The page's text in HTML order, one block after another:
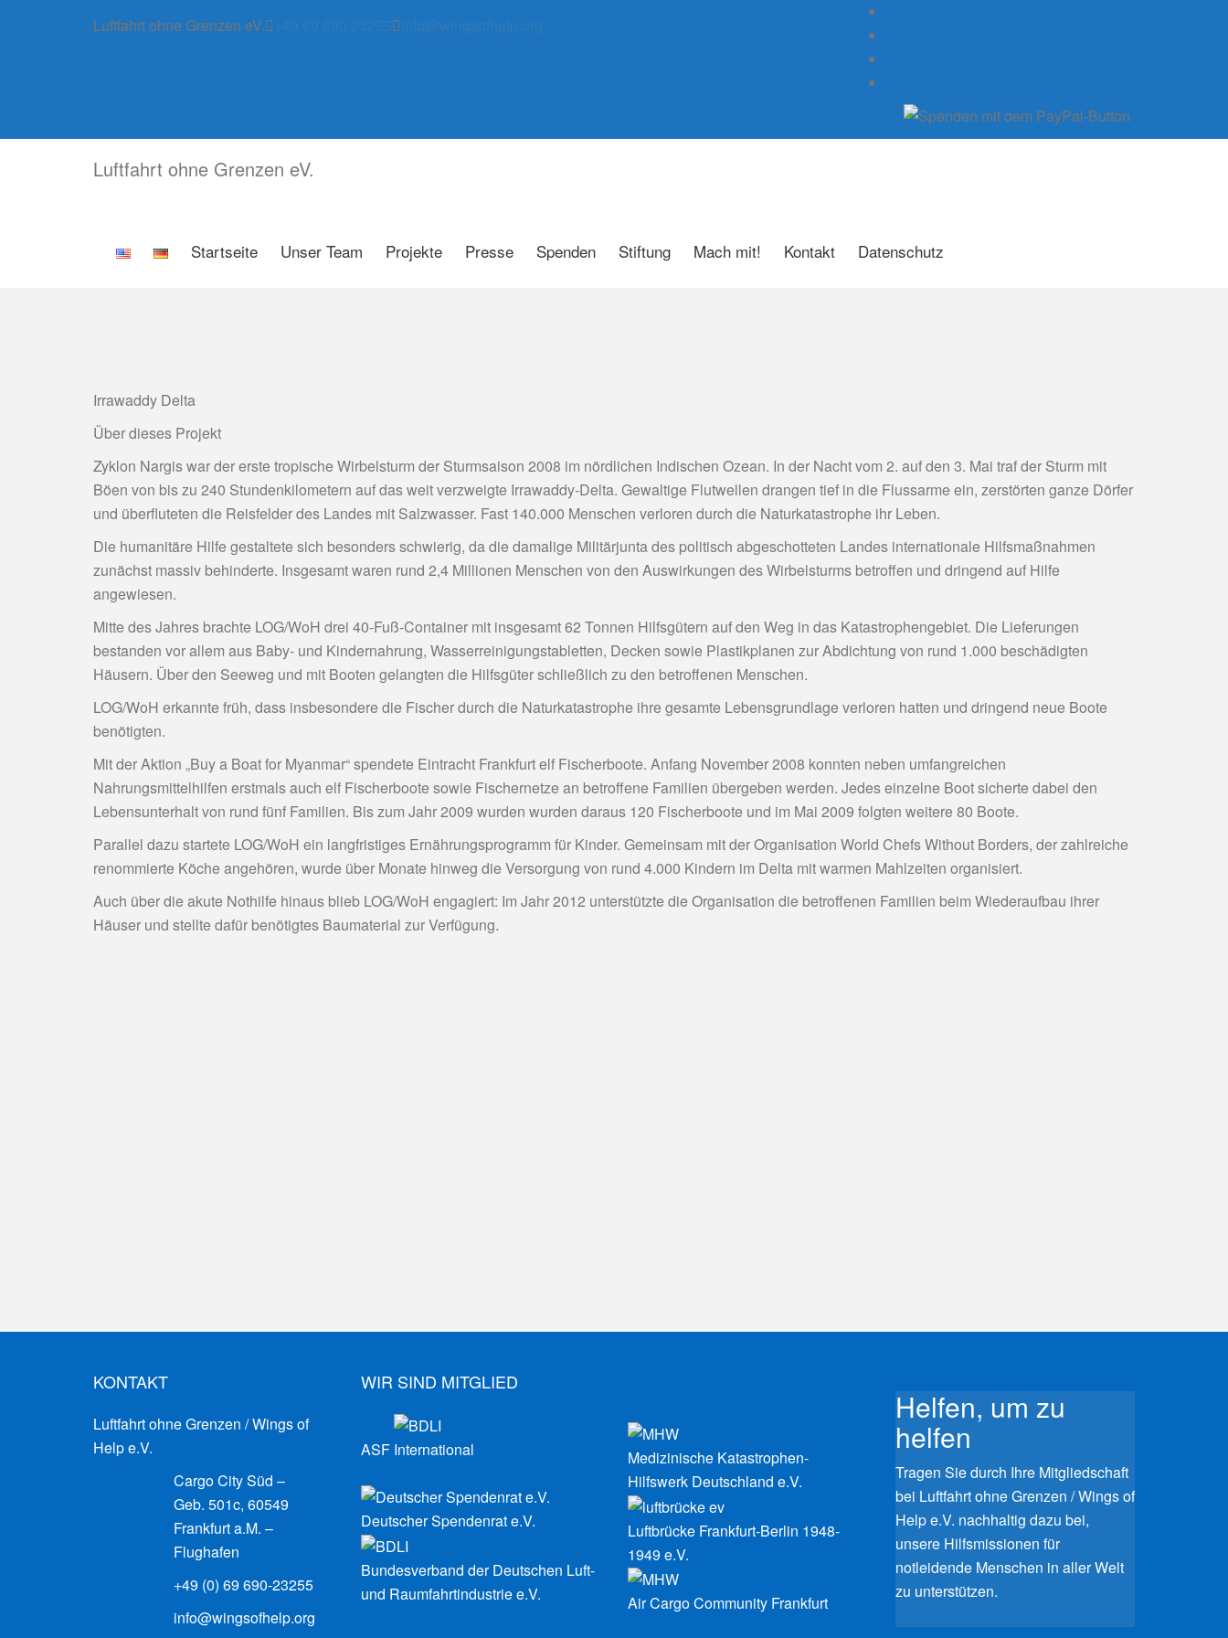
Luftfahrt ohne Grenzen eV.
Luftfahrt ohne Grenzen eV.
Startseite Unser Team Projekte Presse Spenden Stiftung Mach mit! Kontakt Datenschutz
Irrawaddy Delta
Über dieses Projekt
Zyklon Nargis war der erste tropische Wirbelsturm der Sturmsaison 2008 im nördlichen Indischen Ozean. In der Nacht vom 2. auf den 3. Mai traf der Sturm mit
Böen von bis zu 240 Stundenkilometern auf das weit verzweigte Irrawaddy-Delta. Gewaltige Flutwellen drangen tief in die Flussarme ein, zerstörten ganze Dörfer
und überfluteten die Reisfelder des Landes mit Salzwasser. Fast 140.000 Menschen verloren durch die Naturkatastrophe ihr Leben.
Die humanitäre Hilfe gestaltete sich besonders schwierig, da die damalige Militärjunta des politisch abgeschotteten Landes internationale Hilfsmaßnahmen
zunächst massiv behinderte. Insgesamt waren rund 2,4 Millionen Menschen von den Auswirkungen des Wirbelsturms betroffen und dringend auf Hilfe
angewiesen.
Mitte des Jahres brachte LOG/WoH drei 40-Fuß-Container mit insgesamt 62 Tonnen Hilfsgütern auf den Weg in das Katastrophengebiet. Die Lieferungen
bestanden vor allem aus Baby- und Kindernahrung, Wasserreinigungstabletten, Decken sowie Plastikplanen zur Abdichtung von rund 1.000 beschädigten
Häusern. Über den Seeweg und mit Booten gelangten die Hilfsgüter schließlich zu den betroffenen Menschen.
LOG/WoH erkannte früh, dass insbesondere die Fischer durch die Naturkatastrophe ihre gesamte Lebensgrundlage verloren hatten und dringend neue Boote
benötigten.
Mit der Aktion „Buy a Boat for Myanmar“ spendete Eintracht Frankfurt elf Fischerboote. Anfang November 2008 konnten neben umfangreichen
Nahrungsmittelhilfen erstmals auch elf Fischerboote sowie Fischernetze an betroffene Familien übergeben werden. Jedes einzelne Boot sicherte dabei den
Lebensunterhalt von rund fünf Familien. Bis zum Jahr 2009 wurden wurden daraus 120 Fischerboote und im Mai 2009 folgten weitere 80 Boote.
Parallel dazu startete LOG/WoH ein langfristiges Ernährungsprogramm für Kinder. Gemeinsam mit der Organisation World Chefs Without Borders, der zahlreiche
renommierte Köche angehören, wurde über Monate hinweg die Versorgung von rund 4.000 Kindern im Delta mit warmen Mahlzeiten organisiert.
Auch über die akute Nothilfe hinaus blieb LOG/WoH engagiert: Im Jahr 2012 unterstützte die Organisation die betroffenen Familien beim Wiederaufbau ihrer
Häuser und stellte dafür benötigtes Baumaterial zur Verfügung.
KONTAKT
Luftfahrt ohne Grenzen / Wings of
Help e.V.
Cargo City Süd –
Geb. 501c, 60549
Frankfurt a.M. –
Flughafen
+49 (0) 69 690-23255
info@wingsofhelp.org
WIR SIND MITGLIED
ASF International
Deutscher Spendenrat e.V.
Bundesverband der Deutschen Luft-
und Raumfahrtindustrie e.V.
Medizinische Katastrophen-
Hilfswerk Deutschland e.V.
Luftbrücke Frankfurt-Berlin 1948-
1949 e.V.
Air Cargo Community Frankfurt
Helfen, um zu
helfen
Tragen Sie durch Ihre Mitgliedschaft
bei Luftfahrt ohne Grenzen / Wings of
Help e.V. nachhaltig dazu bei,
unsere Hilfsmissionen für
notleidende Menschen in aller Welt
zu unterstützen.